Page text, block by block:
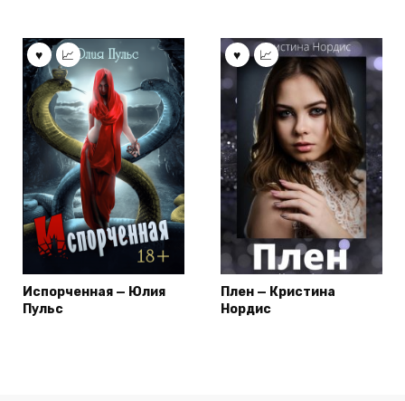
Испорченная — Юлия
Пульс
Плен — Кристина
Нордис